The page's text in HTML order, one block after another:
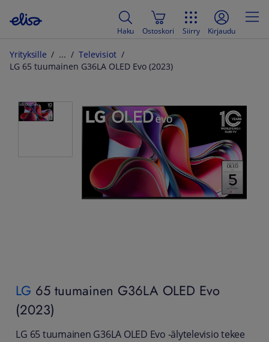
Haku Ostoskori Siirry Kirjaudu
Yrityksille
Televisiot
LG 65 tuumainen G36LA OLED Evo (2023)
LG 65 tuumainen G36LA OLED Evo
(2023)
LG 65 tuumainen G36LA OLED Evo -älytelevisio tekee